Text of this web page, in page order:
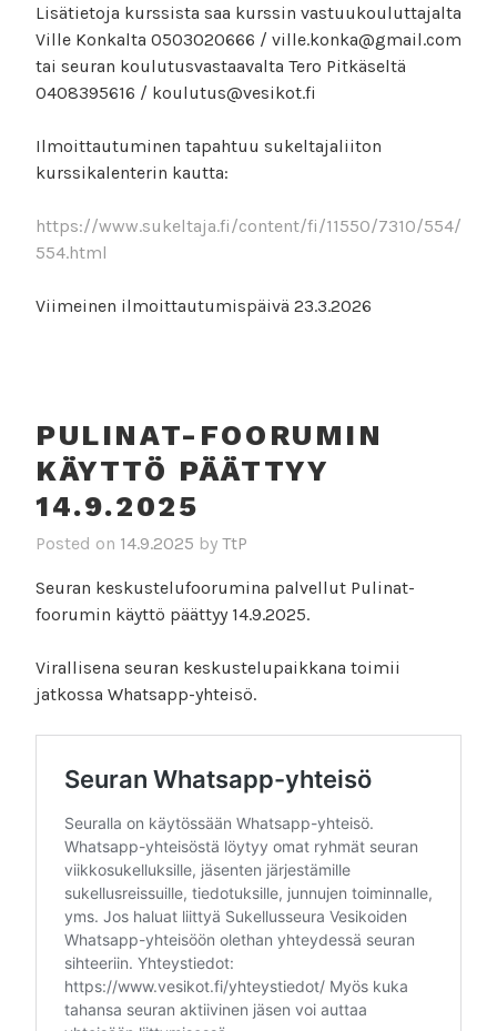
Lisätietoja kurssista saa kurssin vastuukouluttajalta
Ville Konkalta 0503020666 / ville.konka@gmail.com
tai seuran koulutusvastaavalta Tero Pitkäseltä
0408395616 / koulutus@vesikot.fi
Ilmoittautuminen tapahtuu sukeltajaliiton
kurssikalenterin kautta:
https://www.sukeltaja.fi/content/fi/11550/7310/554/
554.html
Viimeinen ilmoittautumispäivä 23.3.2026
PULINAT-FOORUMIN
KÄYTTÖ PÄÄTTYY
14.9.2025
Posted on 14.9.2025 by TtP
Seuran keskustelufoorumina palvellut Pulinat-
foorumin käyttö päättyy 14.9.2025.
Virallisena seuran keskustelupaikkana toimii
jatkossa Whatsapp-yhteisö.